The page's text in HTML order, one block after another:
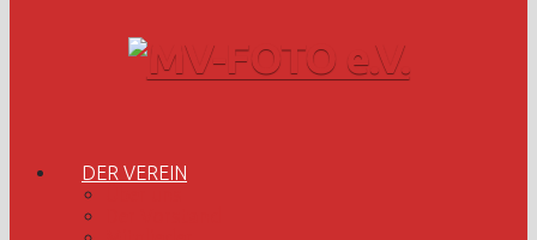
DER VEREIN